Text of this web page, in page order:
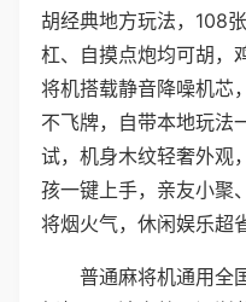
胡经典地方玩法，108
杠、自摸点炮均可胡，
将机搭载静音降噪机芯
不飞牌，自带本地玩法
试，机身木纹轻奢外观
孩一键上手，亲友小聚
将烟火气，休闲娱乐超
普通麻将机通用全